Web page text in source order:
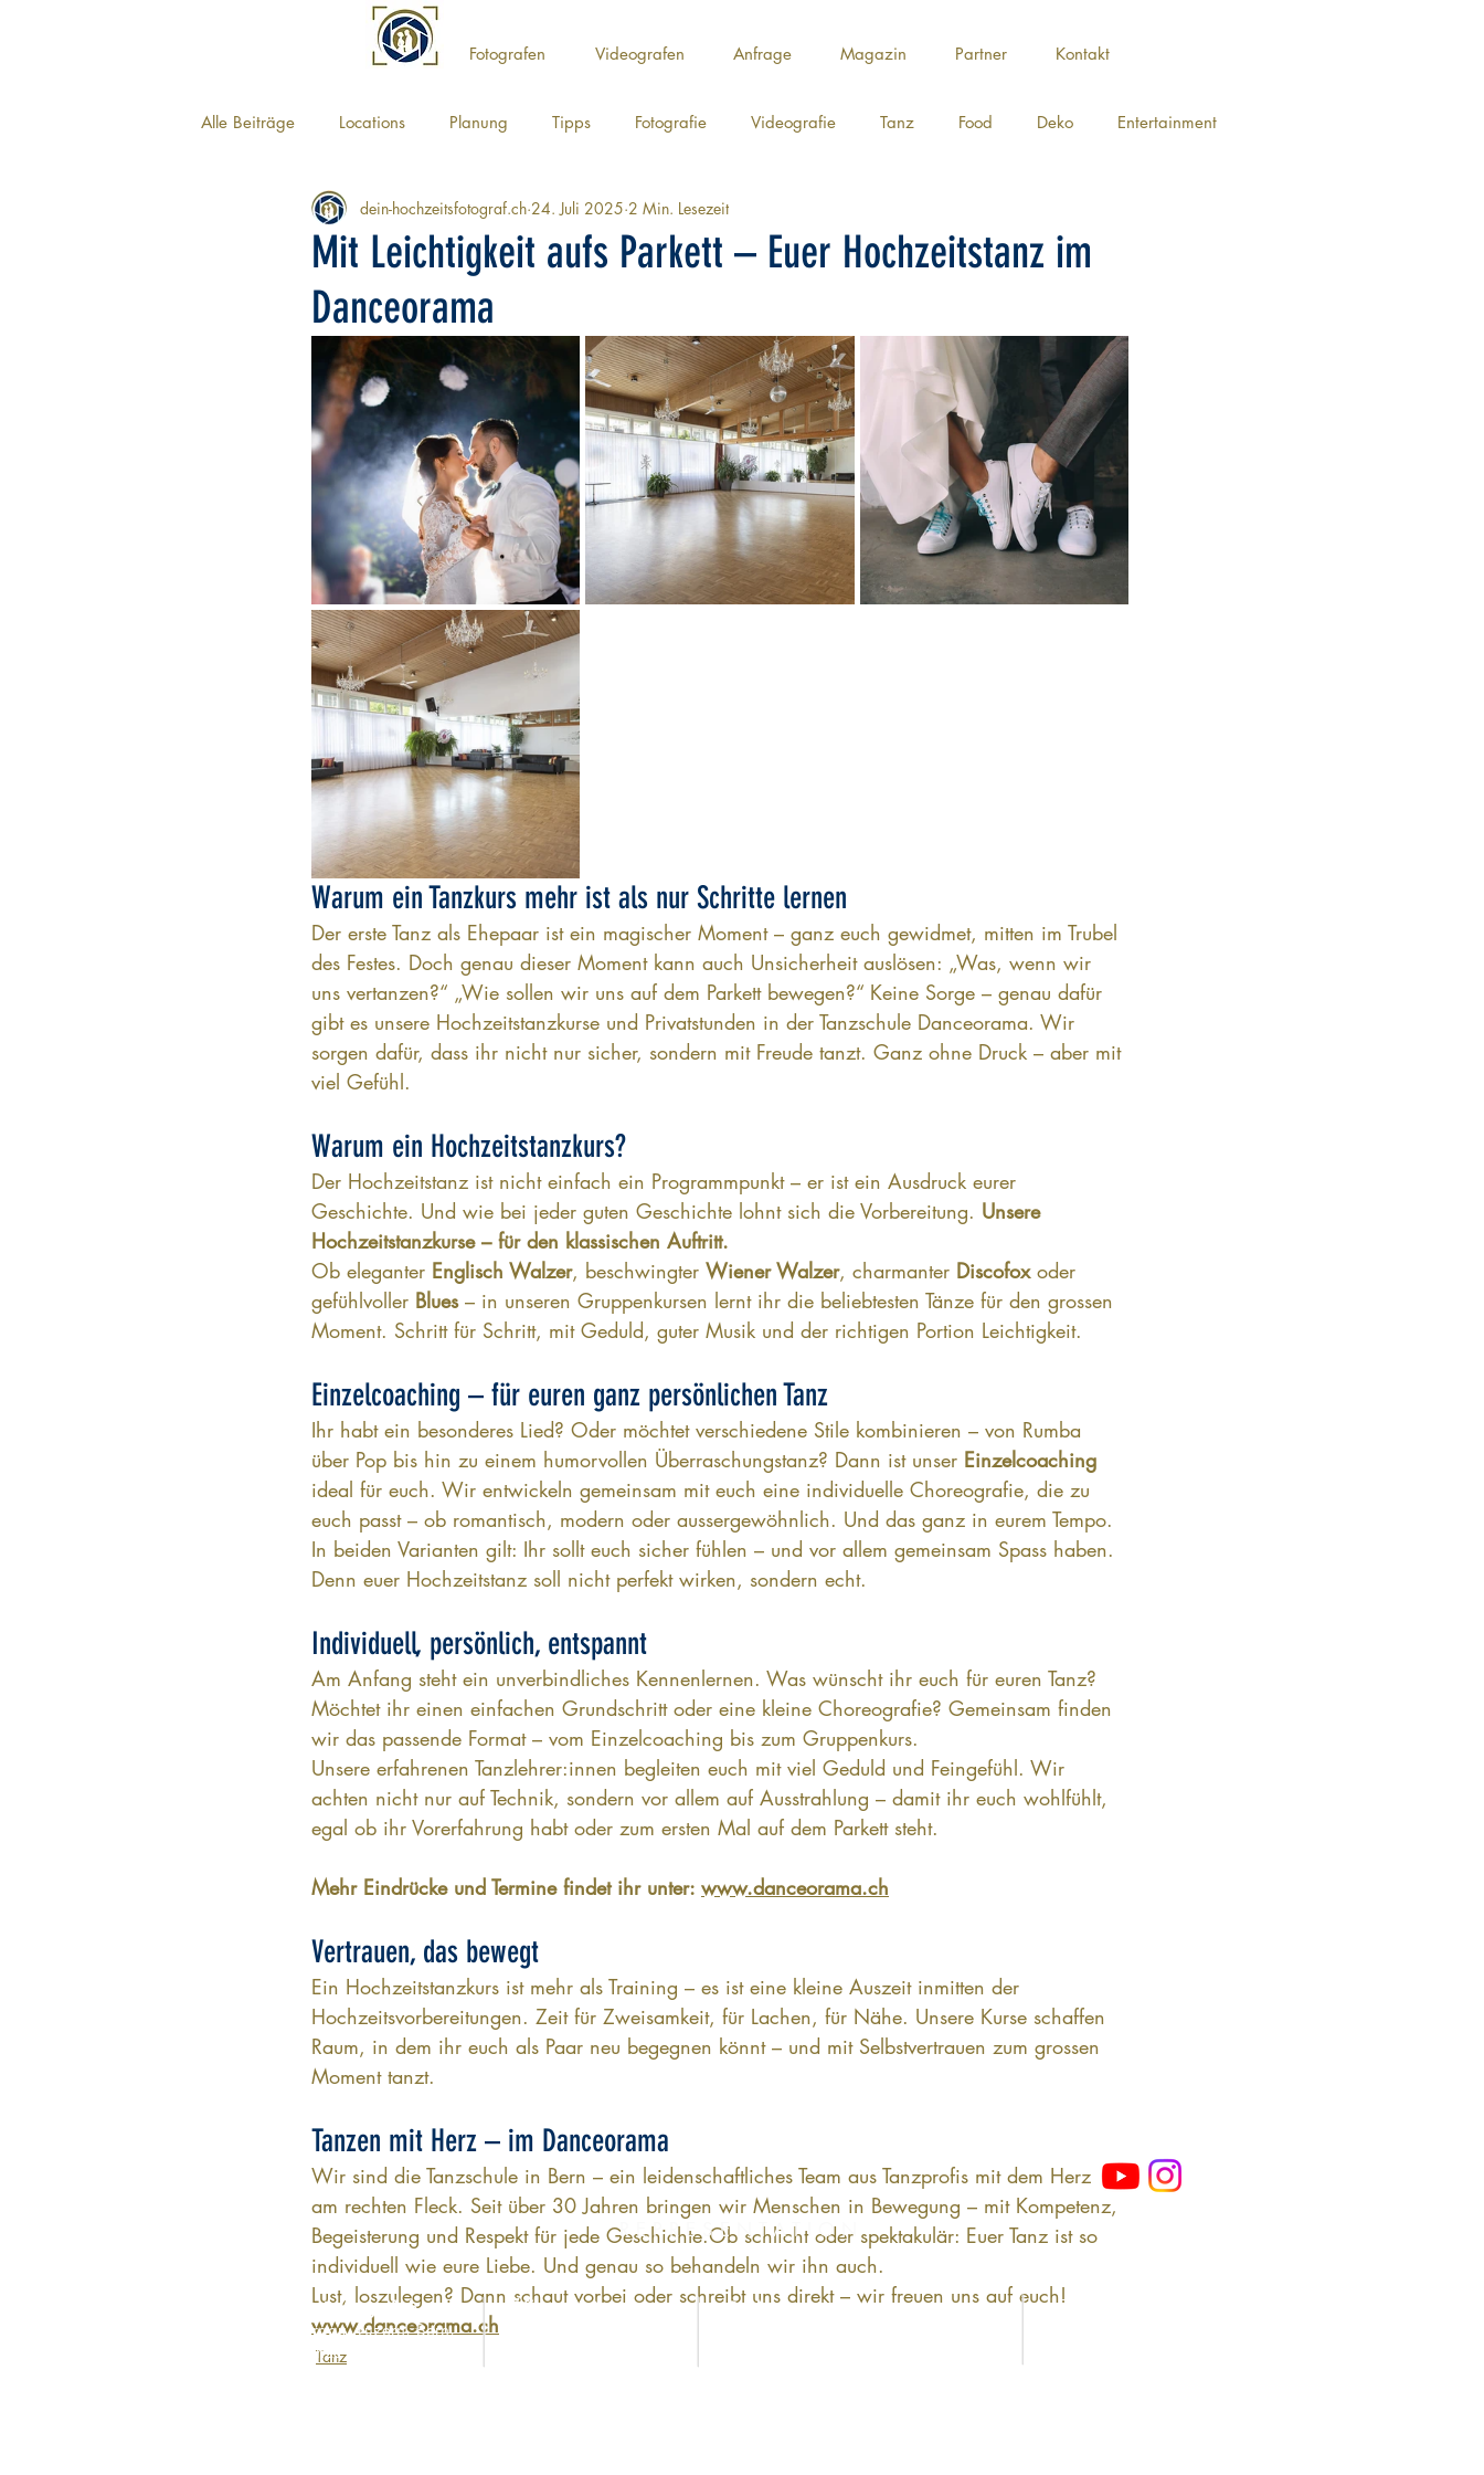
Fotografen Videografen Anfrage Magazin Partner Kontakt
Alle Beiträge Locations Planung Tipps Fotografie Videografie Tanz Food Deko Entertainment
Mit Leichtigkeit aufs Parkett – Euer Hochzeitstanz im
Danceorama
dein-hochzeitsfotograf.ch 24. Juli 2025 2 Min. Lesezeit
Warum ein Tanzkurs mehr ist als nur Schritte lernen
Der erste Tanz als Ehepaar ist ein magischer Moment – ganz euch gewidmet, mitten im Trubel
des Festes. Doch genau dieser Moment kann auch Unsicherheit auslösen: „Was, wenn wir
uns vertanzen?“ „Wie sollen wir uns auf dem Parkett bewegen?“ Keine Sorge – genau dafür
gibt es unsere Hochzeitstanzkurse und Privatstunden in der Tanzschule Danceorama. Wir
sorgen dafür, dass ihr nicht nur sicher, sondern mit Freude tanzt. Ganz ohne Druck – aber mit
viel Gefühl.
Warum ein Hochzeitstanzkurs?
Der Hochzeitstanz ist nicht einfach ein Programmpunkt – er ist ein Ausdruck eurer
Geschichte. Und wie bei jeder guten Geschichte lohnt sich die Vorbereitung. Unsere
Hochzeitstanzkurse – für den klassischen Auftritt.
Ob eleganter Englisch Walzer, beschwingter Wiener Walzer, charmanter Discofox oder
gefühlvoller Blues – in unseren Gruppenkursen lernt ihr die beliebtesten Tänze für den grossen
Moment. Schritt für Schritt, mit Geduld, guter Musik und der richtigen Portion Leichtigkeit.
Einzelcoaching – für euren ganz persönlichen Tanz
Ihr habt ein besonderes Lied? Oder möchtet verschiedene Stile kombinieren – von Rumba
über Pop bis hin zu einem humorvollen Überraschungstanz? Dann ist unser Einzelcoaching
ideal für euch. Wir entwickeln gemeinsam mit euch eine individuelle Choreografie, die zu
euch passt – ob romantisch, modern oder aussergewöhnlich. Und das ganz in eurem Tempo.
In beiden Varianten gilt: Ihr sollt euch sicher fühlen – und vor allem gemeinsam Spass haben.
Denn euer Hochzeitstanz soll nicht perfekt wirken, sondern echt.
Individuell, persönlich, entspannt
Am Anfang steht ein unverbindliches Kennenlernen. Was wünscht ihr euch für euren Tanz?
Möchtet ihr einen einfachen Grundschritt oder eine kleine Choreografie? Gemeinsam finden
wir das passende Format – vom Einzelcoaching bis zum Gruppenkurs.
Unsere erfahrenen Tanzlehrer:innen begleiten euch mit viel Geduld und Feingefühl. Wir
achten nicht nur auf Technik, sondern vor allem auf Ausstrahlung – damit ihr euch wohlfühlt,
egal ob ihr Vorerfahrung habt oder zum ersten Mal auf dem Parkett steht.
Mehr Eindrücke und Termine findet ihr unter: www.danceorama.ch
Vertrauen, das bewegt
Ein Hochzeitstanzkurs ist mehr als Training – es ist eine kleine Auszeit inmitten der
Hochzeitsvorbereitungen. Zeit für Zweisamkeit, für Lachen, für Nähe. Unsere Kurse schaffen
Raum, in dem ihr euch als Paar neu begegnen könnt – und mit Selbstvertrauen zum grossen
Moment tanzt.
Tanzen mit Herz – im Danceorama
Wir sind die Tanzschule in Bern – ein leidenschaftliches Team aus Tanzprofis mit dem Herz
am rechten Fleck. Seit über 30 Jahren bringen wir Menschen in Bewegung – mit Kompetenz,
Begeisterung und Respekt für jede Geschichte.Ob schlicht oder spektakulär: Euer Tanz ist so
individuell wie eure Liebe. Und genau so behandeln wir ihn auch.
Lust, loszulegen? Dann schaut vorbei oder schreibt uns direkt – wir freuen uns auf euch!
www.danceorama.ch
Tanz
REPRESENTATION
Dein-hochzeitsfotograf.ch
Aargau,Luzern,Bern,
& ganze Schweiz
Öffnungszeiten:
Booking: